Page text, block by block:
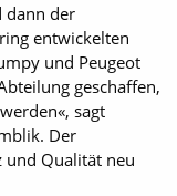
dann der
entwickelten
und Peugeot
geschaffen,
sagt
Der
und Qualität neu